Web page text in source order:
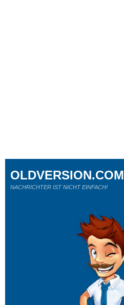
OLDVERSION.COM
NACHRICHTER IST NICHT EINFACH!